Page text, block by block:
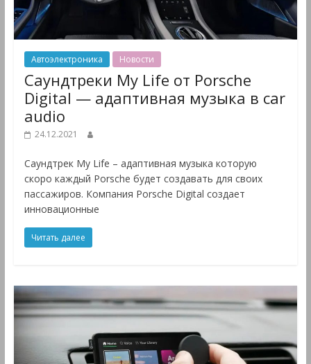
Автоэлектроника Новости
Саундтреки My Life от Porsche
Digital — адаптивная музыка в car
audio
24.12.2021
Саундтрек My Life – адаптивная музыка которую
скоро каждый Porsche будет создавать для своих
пассажиров. Компания Porsche Digital создает
инновационные
Читать далее